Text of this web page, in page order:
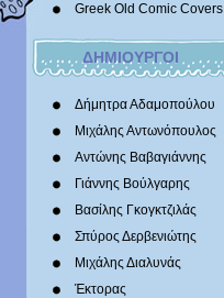
Greek Old Comic Covers
ΔΗΜΙΟΥΡΓΟΙ
Δήμητρα Αδαμοπούλου
Μιχάλης Αντωνόπουλος
Αντώνης Βαβαγιάννης
Γιάννης Βούλγαρης
Βασίλης Γκογκτζιλάς
Σπύρος Δερβενιώτης
Mιχάλης Διαλυνάς
Έκτορας